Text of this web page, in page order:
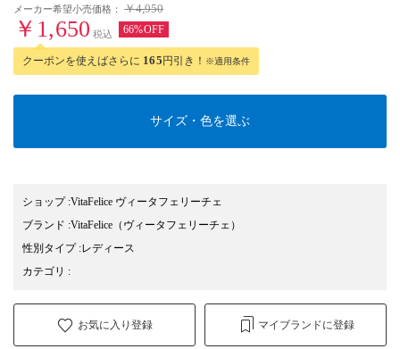
メーカー希望小売価格： ￥4,950
￥1,650 税込 66%OFF
クーポンを使えばさらに 165円引き！ ※適用条件
サイズ・色を選ぶ
ショップ:VitaFelice ヴィータフェリーチェ
ブランド :VitaFelice （ヴィータフェリーチェ）
性別タイプ:レディース
カテゴリ :
お気に入り登録 マイブランドに登録